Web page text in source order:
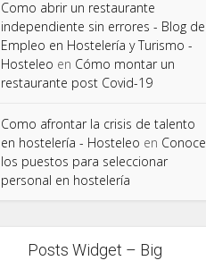
Como abrir un restaurante
independiente sin errores - Blog de
Empleo en Hostelería y Turismo -
Hosteleo en Cómo montar un
restaurante post Covid-19
Como afrontar la crisis de talento
en hostelería - Hosteleo en Conoce
los puestos para seleccionar
personal en hostelería
Posts Widget – Big